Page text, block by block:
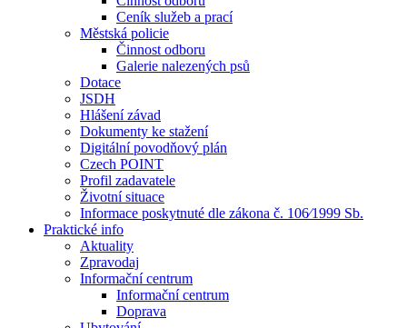
Ceník služeb a prací
Městská policie
Činnost odboru
Galerie nalezených psů
Dotace
JSDH
Hlášení závad
Dokumenty ke stažení
Digitální povodňový plán
Czech POINT
Profil zadavatele
Životní situace
Informace poskytnuté dle zákona č. 106⁄1999 Sb.
Praktické info
Aktuality
Zpravodaj
Informační centrum
Informační centrum
Doprava